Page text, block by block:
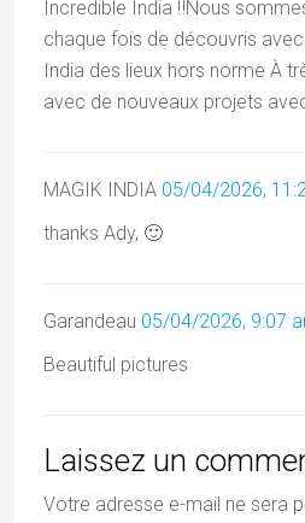
Incredible India ‼️Nous
chaque fois de découvris
India des lieux hors norme À
avec de nouveaux projets
MAGIK INDIA 05/04/2026,
thanks Ady, 🙂
Garandeau 05/04/2026, 9:07
Beautiful pictures
Laissez un
Votre adresse e-mail ne sera